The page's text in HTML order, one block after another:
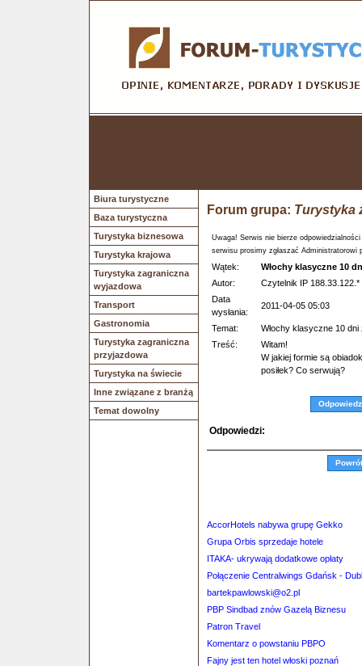
Biura turystyczne
Baza turystyczna
Turystyka biznesowa
Turystyka krajowa
Turystyka zagraniczna
wyjazdowa
Transport
Gastronomia
Turystyka zagraniczna
przyjazdowa
Turystyka na świecie
Inne związane z branżą
Temat dowolny
Forum grupa: Turystyka
Uwaga! Serwis nie bierze
serwisu prosimy zgłaszać Administratorowi
Wątek:
Włochy klasyczne 10
Autor:
Czytelnik IP 188.33.122.*
Data
wysłania:
2011-04-05 05:03
Temat:
Włochy klasyczne 10 dni
Treść:
Witam!
W jakiej formie są
posiłek? Co serwują?
Odpowiedz
Odpowiedzi:
AccorHotels nabywa grupę Gekko
Grupa Orbis sprzedaje hotele
ITAKA- ukrywają dodatkowe opłaty
Połączenie Centralwings Gdańsk -
bartekpawlowski@o2.pl
PBP Sindbad znów Gazelą Biznesu
Patron Travel
Komentarz o powstaniu PBPO
Fajny jest ten hotel włoski poznań